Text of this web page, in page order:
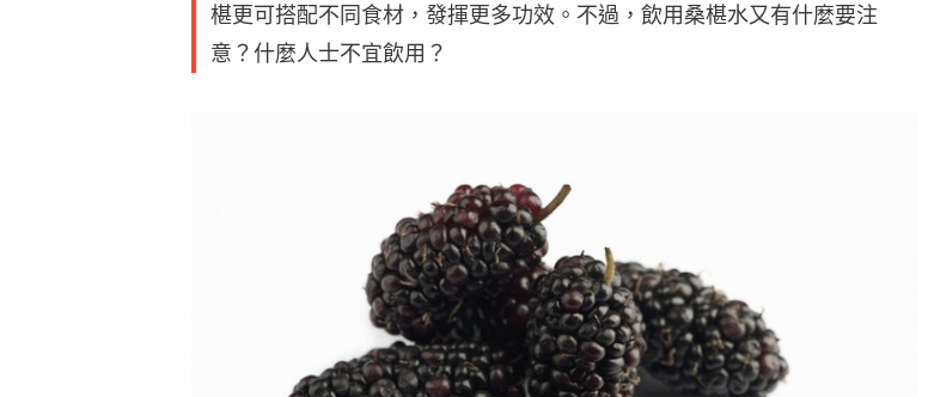
椹更可搭配不同食材，發揮更多功效。不過，飲用桑椹水又有什麼要注
意？什麼人士不宜飲用？